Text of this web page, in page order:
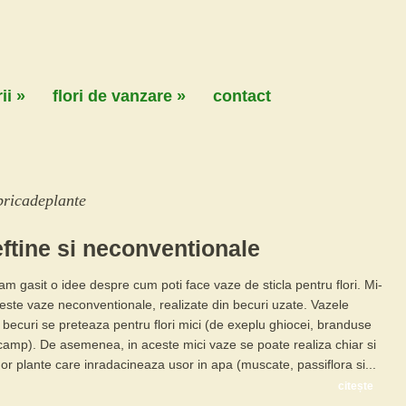
» flori de vanzare » contact
si neconventionale
gasit o idee despre cum poti face vaze de sticla pentru flori. Mi-
vaze neconventionale, realizate din becuri uzate. Vazele
se preteaza pentru flori mici (de exeplu ghiocei, branduse
De asemenea, in aceste mici vaze se poate realiza chiar si
plante care inradacineaza usor in apa (muscate, passiflora si...
citește